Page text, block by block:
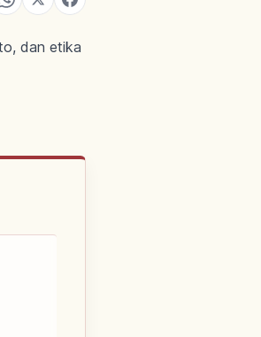
dan etika